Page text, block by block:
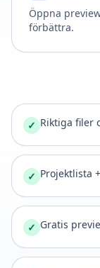
Öppna
förbättra.
✓ Riktiga filer
✓ Projektlista
✓ Gratis